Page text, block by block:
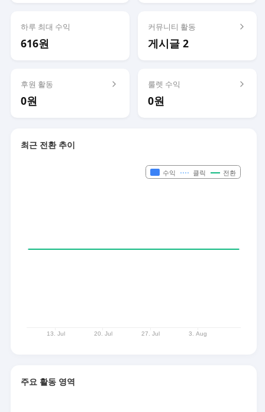
하루 최대 수익
616원
커뮤니티 활동
게시글 2
후원 활동
0원
룰렛 수익
0원
최근 전환 추이
주요 활동 영역